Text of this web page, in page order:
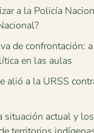
a la Policía
de confrontación:
en las aulas
alió a la URSS
situación actual y